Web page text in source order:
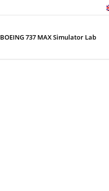
BOEING 737 MAX Simulator Lab